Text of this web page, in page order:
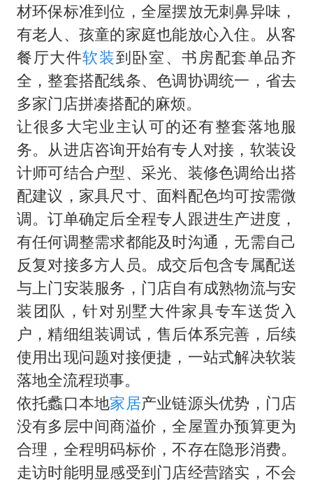
材环保标准到位，全屋摆放无刺鼻异味，
有老人、孩童的家庭也能放心入住。从客
餐厅大件软装到卧室、书房配套单品齐
全，整套搭配线条、色调协调统一，省去
多家门店拼凑搭配的麻烦。
让很多大宅业主认可的还有整套落地服
务。从进店咨询开始有专人对接，软装设
计师可结合户型、采光、装修色调给出搭
配建议，家具尺寸、面料配色均可按需微
调。订单确定后全程专人跟进生产进度，
有任何调整需求都能及时沟通，无需自己
反复对接多方人员。成交后包含专属配送
与上门安装服务，门店自有成熟物流与安
装团队，针对别墅大件家具专车送货入
户，精细组装调试，售后体系完善，后续
使用出现问题对接便捷，一站式解决软装
落地全流程琐事。
依托蠡口本地家居产业链源头优势，门店
没有多层中间商溢价，全屋置办预算更为
合理，全程明码标价，不存在隐形消费。
走访时能明显感受到门店经营踏实，不会